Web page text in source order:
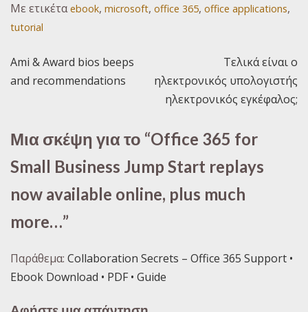
Με ετικέταebook, microsoft, office 365, office applications,
tutorial
Πλοήγηση
Ami & Award bios beeps
and recommendations
Τελικά είναι ο
ηλεκτρονικός υπολογιστής
ηλεκτρονικός εγκέφαλος;
Μια σκέψη για το “Office 365 for
Small Business Jump Start replays
now available online, plus much
more…”
Παράθεμα: Collaboration Secrets – Office 365 Support •
Ebook Download • PDF • Guide